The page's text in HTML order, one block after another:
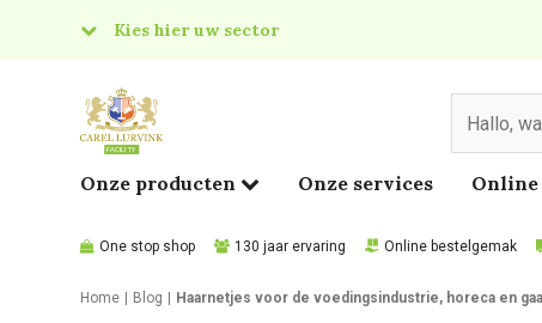
Kies hier uw sector
Food
Onze producten Onze services Online
One stop shop 130 jaar ervaring Online bestelgemak
Home Blog Haarnetjes voor de voedingsindustrie, horeca en